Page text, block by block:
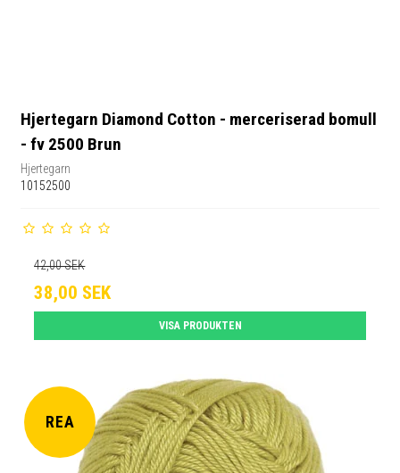
Hjertegarn Diamond Cotton - merceriserad bomull
- fv 2500 Brun
Hjertegarn
10152500
42,00 SEK
38,00 SEK
VISA PRODUKTEN
REA